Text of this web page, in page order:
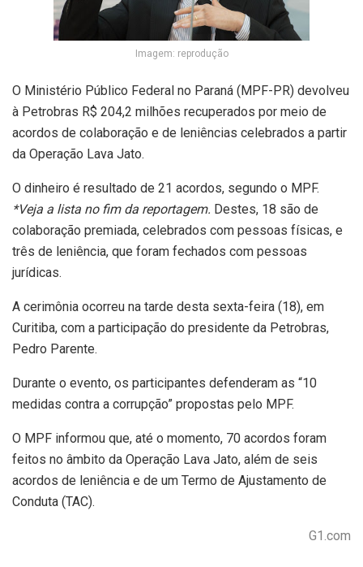
Imagem: reprodução
O Ministério Público Federal no Paraná (MPF-PR) devolveu
à Petrobras R$ 204,2 milhões recuperados por meio de
acordos de colaboração e de leniências celebrados a partir
da Operação Lava Jato.
O dinheiro é resultado de 21 acordos, segundo o MPF.
*Veja a lista no fim da reportagem. Destes, 18 são de
colaboração premiada, celebrados com pessoas físicas, e
três de leniência, que foram fechados com pessoas
jurídicas.
A cerimônia ocorreu na tarde desta sexta-feira (18), em
Curitiba, com a participação do presidente da Petrobras,
Pedro Parente.
Durante o evento, os participantes defenderam as “10
medidas contra a corrupção” propostas pelo MPF.
O MPF informou que, até o momento, 70 acordos foram
feitos no âmbito da Operação Lava Jato, além de seis
acordos de leniência e de um Termo de Ajustamento de
Conduta (TAC).
G1.com